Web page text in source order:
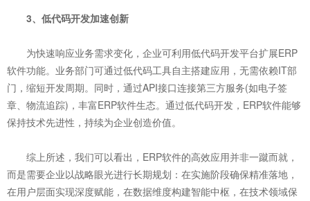
3、低代码开发加速创新
为快速响应业务需求变化，企业可利用低代码开发平台扩展ERP
软件功能。业务部门可通过低代码工具自主搭建应用，无需依赖IT部
门，缩短开发周期。同时，通过API接口连接第三方服务(如电子签
章、物流追踪)，丰富ERP软件生态。通过低代码开发，ERP软件能够
保持技术先进性，持续为企业创造价值。
综上所述，我们可以看出，ERP软件的高效应用并非一蹴而就，
而是需要企业以战略眼光进行长期规划：在实施阶段确保精准落地，
在用户层面实现深度赋能，在数据维度构建智能中枢，在技术领域保